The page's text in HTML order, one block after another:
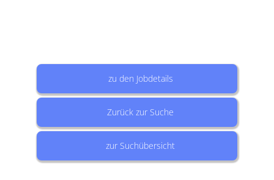
zu den Jobdetails
Zurück zur Suche
zur Suchübersicht